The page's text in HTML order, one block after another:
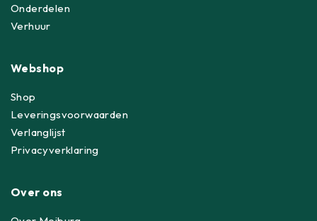
Onderdelen
Verhuur
Webshop
Shop
Leveringsvoorwaarden
Verlanglijst
Privacyverklaring
Over ons